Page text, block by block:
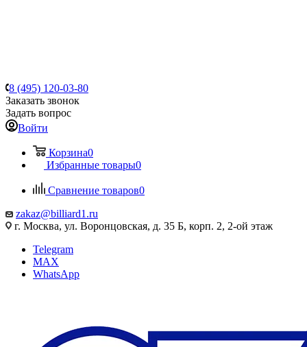
8 (495) 120-03-80
Заказать звонок
Задать вопрос
Войти
Корзина0
Избранные товары0
Сравнение товаров0
zakaz@billiard1.ru
г. Москва, ул. Воронцовская, д. 35 Б, корп. 2, 2-ой этаж
Telegram
MAX
WhatsApp